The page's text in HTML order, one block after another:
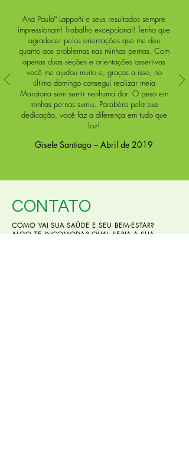
Ana Paulaº Lappoñi e seus resultados sempre
impressionam! Trabalho excepcional! Tenho que
agradecer pelas orientações que me deu
quanto aos problemas nas minhas pernas. Com
apenas duas seções e orientações assertivas
você me ajudou muito e, graças a isso, no
último domingo consegui realizar meia
Maratona sem sentir nenhuma dor. O peso em
minhas pernas sumiu. Parabéns pela sua
dedicação, você faz a diferença em tudo que
faz!
Gisele Santiago – Abril de 2019
CONTATO
COMO VAI SUA SAÚDE E SEU BEM-ESTAR?
ALGO TE INCOMODA? QUAL SERIA A SUA